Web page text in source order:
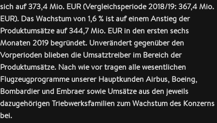
sich auf 373,4 Mio. EUR (Vergleichsperiode 2018/19: 367,4 Mio.
EUR). Das Wachstum von 1,6 % ist auf einem Anstieg der
Produktumsätze auf 344,7 Mio. EUR in den ersten sechs
Monaten 2019 begründet. Unverändert gegenüber den
Vorperioden blieben die Umsatztreiber im Bereich der
Produktumsätze. Nach wie vor tragen alle wesentlichen
Flugzeugprogramme unserer Hauptkunden Airbus, Boeing,
Bombardier und Embraer sowie Umsätze aus den jeweils
dazugehörigen Triebwerksfamilien zum Wachstum des Konzerns
bei.